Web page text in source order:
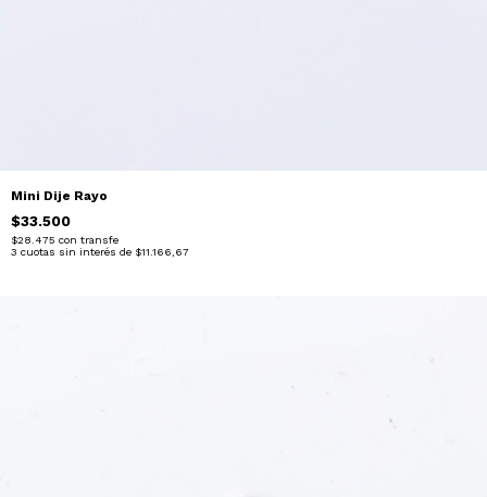
Mini Dije Rayo
$33.500
$28.475 con transfe
3 cuotas sin interés de $11.166,67